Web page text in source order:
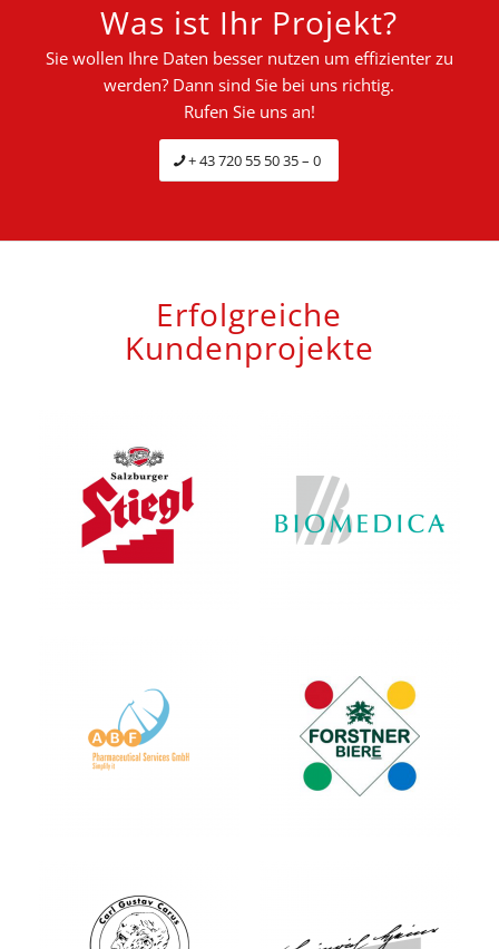
Was ist Ihr Projekt?
Sie wollen Ihre Daten besser nutzen um effizienter zu
werden? Dann sind Sie bei uns richtig.
Rufen Sie uns an!
+ 43 720 55 50 35 – 0
Erfolgreiche
Kundenprojekte